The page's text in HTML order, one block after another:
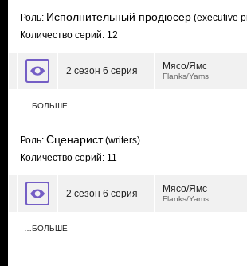
Роль: Исполнительный продюсер (executive
Количество серий: 12
2 сезон 6 серия Мясо/Ямс
Flanks/Yams
…БОЛЬШЕ
Роль: Сценарист(writers)
Количество серий: 11
2 сезон 6 серия Мясо/Ямс
Flanks/Yams
…БОЛЬШЕ